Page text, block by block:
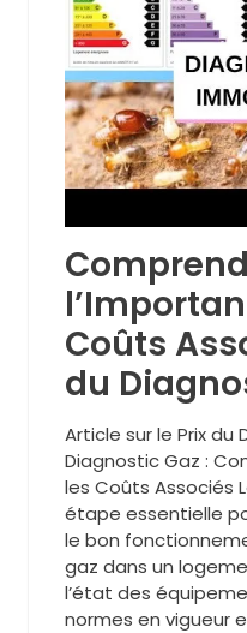
Coûts
du
Article sur le Prix du
Diagnostic Gaz :
les Coûts Associés
étape essentielle
le bon
gaz dans un
l’état des
normes en vigueur